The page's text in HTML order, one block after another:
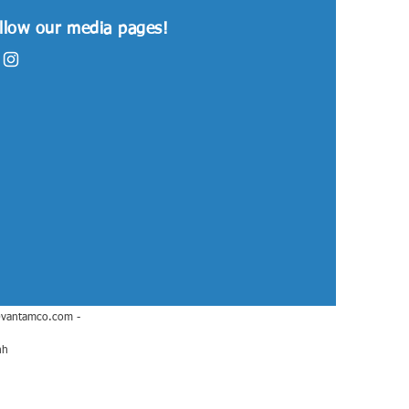
our media pages!
-